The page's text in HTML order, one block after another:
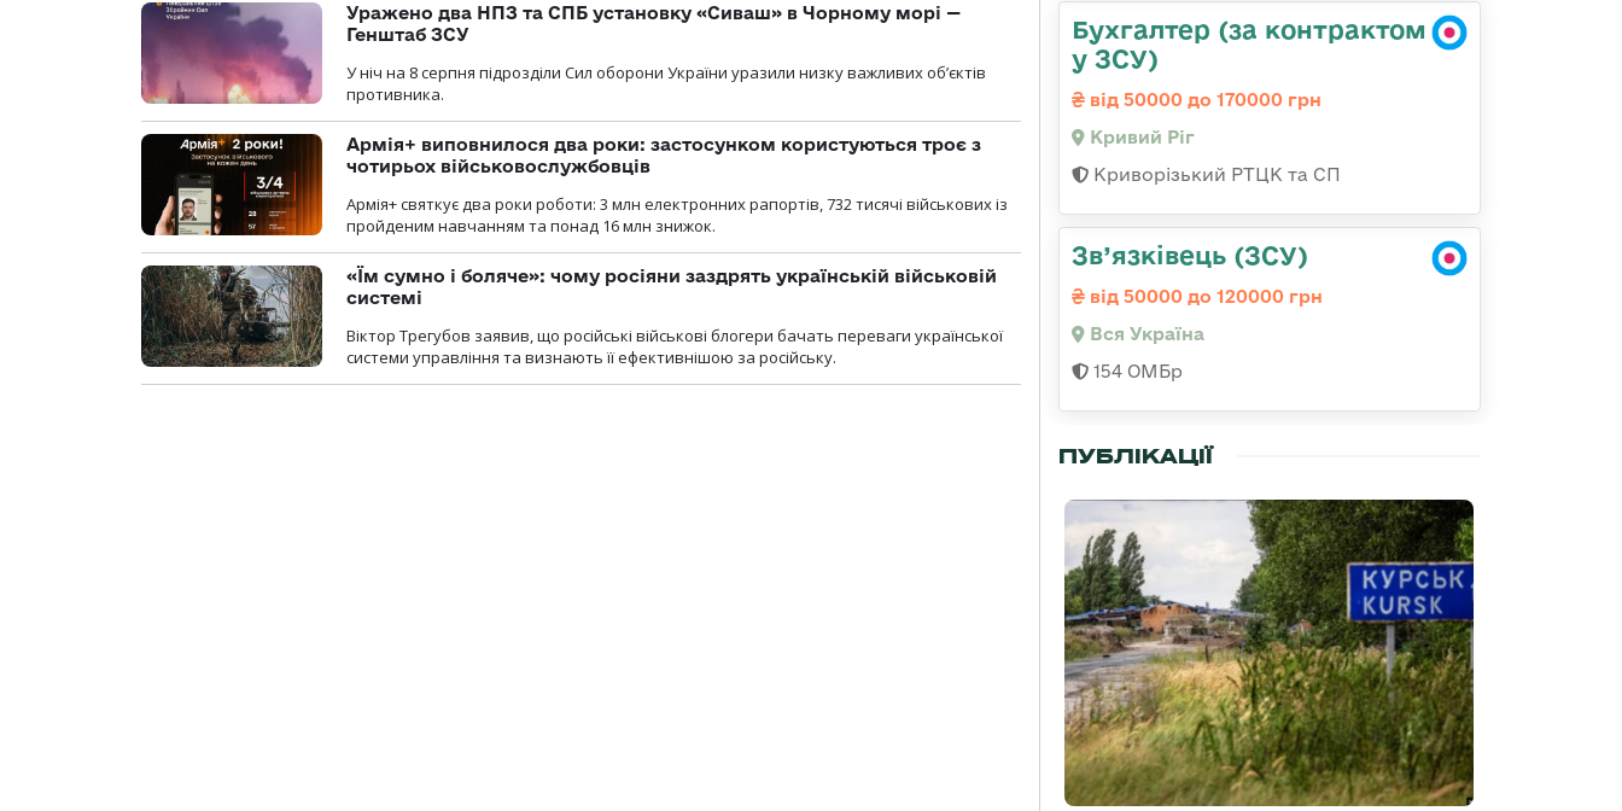
Уражено два НПЗ та СПБ установку «Сиваш» в Чорному морі —
Генштаб ЗСУ
У ніч на 8 серпня підрозділи Сил оборони України уразили низку важливих об’єктів
противника.
Армія+ виповнилося два роки: застосунком користуються троє з
чотирьох військовослужбовців
Армія+ святкує два роки роботи: 3 млн електронних рапортів, 732 тисячі військових із
пройденим навчанням та понад 16 млн знижок.
«Їм сумно і боляче»: чому росіяни заздрять українській військовій
системі
Віктор Трегубов заявив, що російські військові блогери бачать переваги української
системи управління та визнають її ефективнішою за російську.
Бухгалтер (за контрактом
у ЗСУ)
від 50000 до 170000 грн
Кривий Ріг
Криворізький РТЦК та СП
Зв’язківець (ЗСУ)
від 50000 до 120000 грн
Вся Україна
154 ОМБр
ПУБЛІКАЦІЇ